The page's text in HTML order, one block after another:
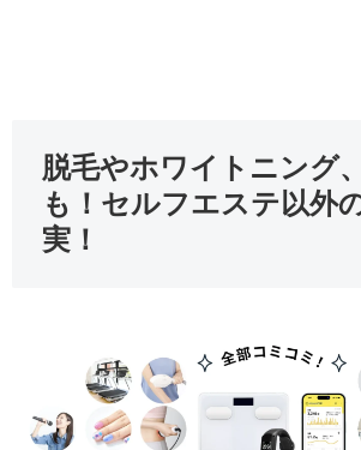
脱毛やホワイトニング
も！セルフエステ以外
実！